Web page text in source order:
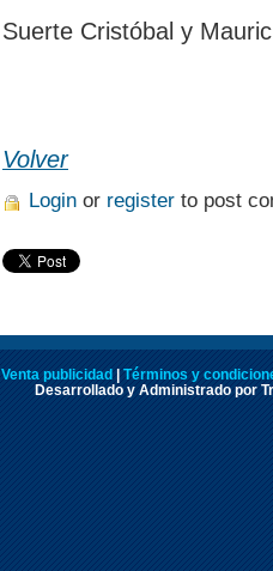
Suerte Cristóbal y
Volver
Login or register to post
Venta publicidad
Términos y
Desarrollado y Administrado por